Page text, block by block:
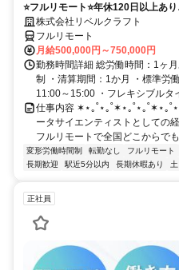
⭐フルリモート⭐年休120日以上あ
株式会社リベルクラフト
フルリモート
月給500,000円～750,000円
勤務時間詳細 総労働時間：1ヶ
制 ・清算期間：1か月 ・標準労
11:00～15:00 ・フレキシブルタ
仕事内容 ✶⋆｡˚⋆｡˚✶⋆｡˚⋆｡˚✶⋆｡
ータサイエンティストとしての
フルリモートで全国どこからで
変形労働時間制 転勤なし フルリモート
長期歓迎
駅近5分以内 長期休暇あり
正社員